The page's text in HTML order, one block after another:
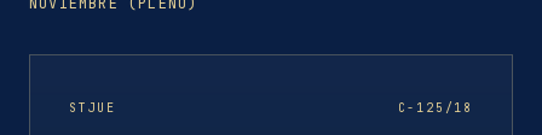
STJUE C-125/18